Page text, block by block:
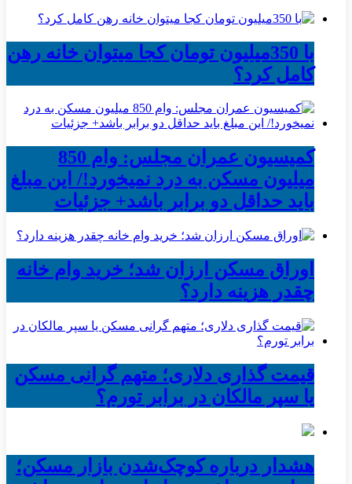
با 350میلیون تومان کجا میتوان خانه رهن
کامل کرد؟
کمیسیون عمران مجلس: وام 850
میلیون مسکن به درد نمیخورد!/ این مبلغ
باید حداقل دو برابر باشد+ جزئیات
اوراق مسکن ارزان شد؛ خرید وام خانه
چقدر هزینه دارد؟
قیمت گذاری دلاری؛ متهم گرانی مسکن
یا سپر مالکان در برابر تورم؟
هشدار درباره کوچک‌شدن بازار مسکن؛